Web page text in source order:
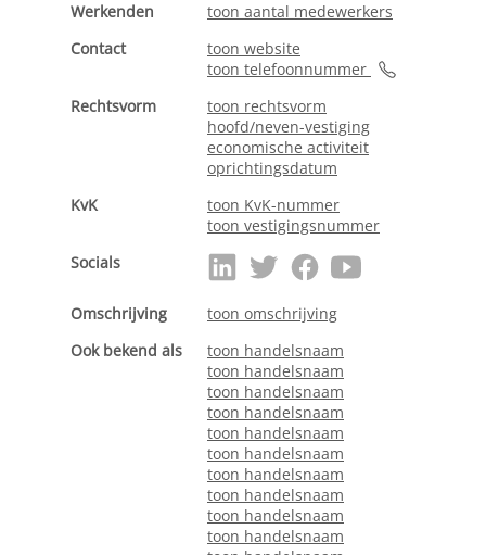
Werkenden
toon aantal medewerkers
Contact
toon website
toon telefoonnummer
Rechtsvorm
toon rechtsvorm
hoofd/neven-vestiging
economische activiteit
oprichtingsdatum
KvK
toon KvK-nummer
toon vestigingsnummer
Socials
Omschrijving
toon omschrijving
Ook bekend als
toon handelsnaam
toon handelsnaam
toon handelsnaam
toon handelsnaam
toon handelsnaam
toon handelsnaam
toon handelsnaam
toon handelsnaam
toon handelsnaam
toon handelsnaam